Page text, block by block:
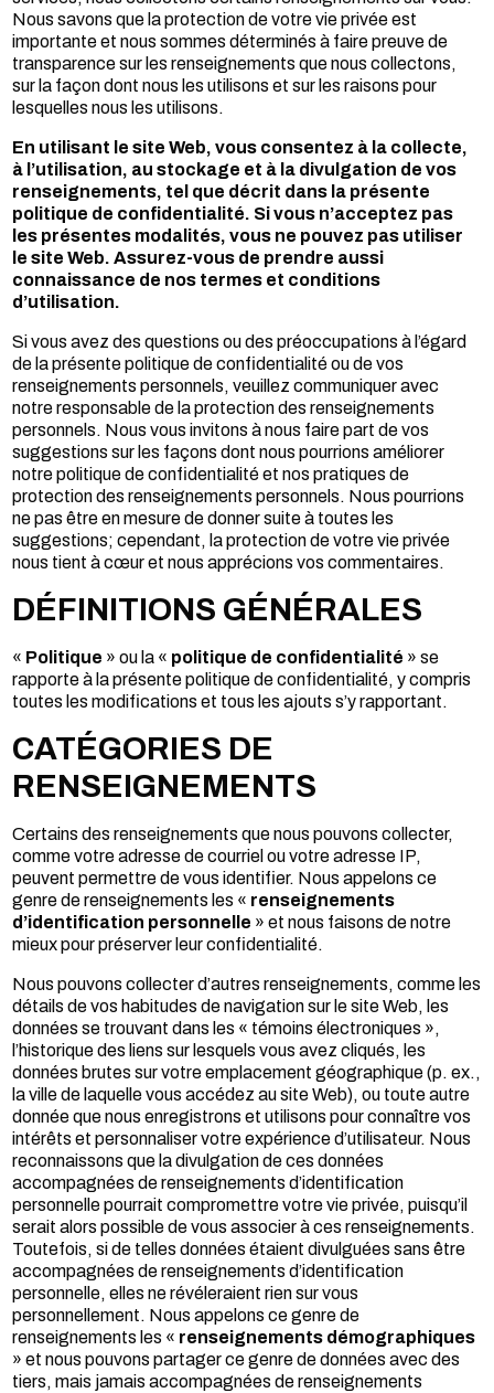
Nous savons que la protection de votre vie privée est
importante et nous sommes déterminés à faire preuve de
transparence sur les renseignements que nous collectons,
sur la façon dont nous les utilisons et sur les raisons pour
lesquelles nous les utilisons.
En utilisant le site Web, vous consentez à la collecte,
à l’utilisation, au stockage et à la divulgation de vos
renseignements, tel que décrit dans la présente
politique de confidentialité. Si vous n’acceptez pas
les présentes modalités, vous ne pouvez pas utiliser
le site Web. Assurez-vous de prendre aussi
connaissance de nos termes et conditions
d’utilisation.
Si vous avez des questions ou des préoccupations à l’égard
de la présente politique de confidentialité ou de vos
renseignements personnels, veuillez communiquer avec
notre responsable de la protection des renseignements
personnels. Nous vous invitons à nous faire part de vos
suggestions sur les façons dont nous pourrions améliorer
notre politique de confidentialité et nos pratiques de
protection des renseignements personnels. Nous pourrions
ne pas être en mesure de donner suite à toutes les
suggestions; cependant, la protection de votre vie privée
nous tient à cœur et nous apprécions vos commentaires.
DÉFINITIONS GÉNÉRALES
« Politique » ou la « politique de confidentialité » se
rapporte à la présente politique de confidentialité, y compris
toutes les modifications et tous les ajouts s’y rapportant.
CATÉGORIES DE
RENSEIGNEMENTS
Certains des renseignements que nous pouvons collecter,
comme votre adresse de courriel ou votre adresse IP,
peuvent permettre de vous identifier. Nous appelons ce
genre de renseignements les « renseignements
d’identification personnelle » et nous faisons de notre
mieux pour préserver leur confidentialité.
Nous pouvons collecter d’autres renseignements, comme les
détails de vos habitudes de navigation sur le site Web, les
données se trouvant dans les « témoins électroniques »,
l’historique des liens sur lesquels vous avez cliqués, les
données brutes sur votre emplacement géographique (p. ex.,
la ville de laquelle vous accédez au site Web), ou toute autre
donnée que nous enregistrons et utilisons pour connaître vos
intérêts et personnaliser votre expérience d’utilisateur. Nous
reconnaissons que la divulgation de ces données
accompagnées de renseignements d’identification
personnelle pourrait compromettre votre vie privée, puisqu’il
serait alors possible de vous associer à ces renseignements.
Toutefois, si de telles données étaient divulguées sans être
accompagnées de renseignements d’identification
personnelle, elles ne révéleraient rien sur vous
personnellement. Nous appelons ce genre de
renseignements les « renseignements démographiques
» et nous pouvons partager ce genre de données avec des
tiers, mais jamais accompagnées de renseignements